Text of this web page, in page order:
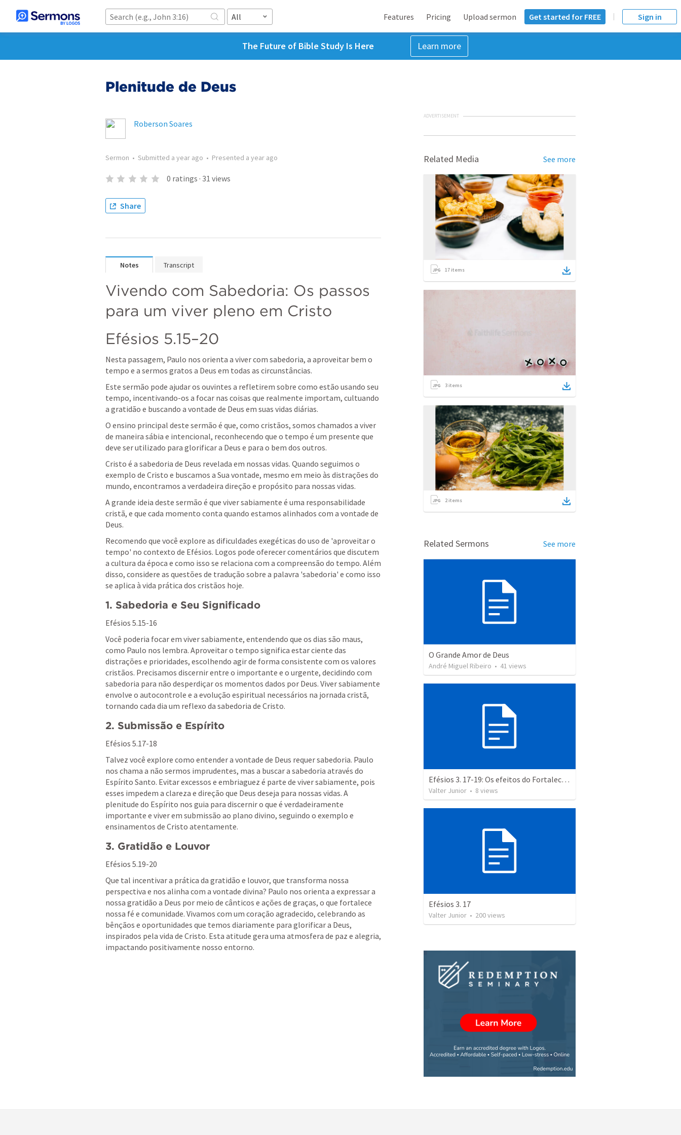
All Features Pricing Upload sermon Get started for FREE Sign in
The Future of Bible Study Is Here Learn more
Plenitude de Deus
Roberson Soares
Sermon • Submitted a year ago • Presented a year ago
0 ratings · 31 views
Share
Notes Transcript
Vivendo com Sabedoria: Os passos
para um viver pleno em Cristo
Efésios 5.15–20
Nesta passagem, Paulo nos orienta a viver com sabedoria, a aproveitar bem o
tempo e a sermos gratos a Deus em todas as circunstâncias.
Este sermão pode ajudar os ouvintes a refletirem sobre como estão usando seu
tempo, incentivando-os a focar nas coisas que realmente importam, cultuando
a gratidão e buscando a vontade de Deus em suas vidas diárias.
O ensino principal deste sermão é que, como cristãos, somos chamados a viver
de maneira sábia e intencional, reconhecendo que o tempo é um presente que
deve ser utilizado para glorificar a Deus e para o bem dos outros.
Cristo é a sabedoria de Deus revelada em nossas vidas. Quando seguimos o
exemplo de Cristo e buscamos a Sua vontade, mesmo em meio às distrações do
mundo, encontramos a verdadeira direção e propósito para nossas vidas.
A grande ideia deste sermão é que viver sabiamente é uma responsabilidade
cristã, e que cada momento conta quando estamos alinhados com a vontade de
Deus.
Recomendo que você explore as dificuldades exegéticas do uso de 'aproveitar o
tempo' no contexto de Efésios. Logos pode oferecer comentários que discutem
a cultura da época e como isso se relaciona com a compreensão do tempo. Além
disso, considere as questões de tradução sobre a palavra 'sabedoria' e como isso
se aplica à vida prática dos cristãos hoje.
1. Sabedoria e Seu Significado
Efésios 5.15-16
Você poderia focar em viver sabiamente, entendendo que os dias são maus,
como Paulo nos lembra. Aproveitar o tempo significa estar ciente das
distrações e prioridades, escolhendo agir de forma consistente com os valores
cristãos. Precisamos discernir entre o importante e o urgente, decidindo com
sabedoria para não desperdiçar os momentos dados por Deus. Viver sabiamente
envolve o autocontrole e a evolução espiritual necessários na jornada cristã,
tornando cada dia um reflexo da sabedoria de Cristo.
2. Submissão e Espírito
Efésios 5.17-18
Talvez você explore como entender a vontade de Deus requer sabedoria. Paulo
nos chama a não sermos imprudentes, mas a buscar a sabedoria através do
Espírito Santo. Evitar excessos e embriaguez é parte de viver sabiamente, pois
esses impedem a clareza e direção que Deus deseja para nossas vidas. A
plenitude do Espírito nos guia para discernir o que é verdadeiramente
importante e viver em submissão ao plano divino, seguindo o exemplo e
ensinamentos de Cristo atentamente.
3. Gratidão e Louvor
Efésios 5.19-20
Que tal incentivar a prática da gratidão e louvor, que transforma nossa
perspectiva e nos alinha com a vontade divina? Paulo nos orienta a expressar a
nossa gratidão a Deus por meio de cânticos e ações de graças, o que fortalece
nossa fé e comunidade. Vivamos com um coração agradecido, celebrando as
bênçãos e oportunidades que temos diariamente para glorificar a Deus,
inspirados pela vida de Cristo. Esta atitude gera uma atmosfera de paz e alegria,
impactando positivamente nosso entorno.
ADVERTISEMENT
Related Media See more
17 items
3 items
2items
Related Sermons See more
O Grande Amor de Deus
André Miguel Ribeiro • 41 views
Efésios 3. 17-19: Os efeitos do Fortalecimento
Valter Junior • 8 views
Efésios 3. 17
Valter Junior • 200views